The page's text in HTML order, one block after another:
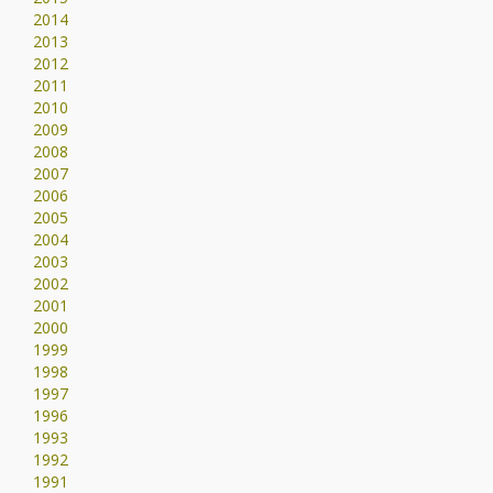
2014
2013
2012
2011
2010
2009
2008
2007
2006
2005
2004
2003
2002
2001
2000
1999
1998
1997
1996
1993
1992
1991